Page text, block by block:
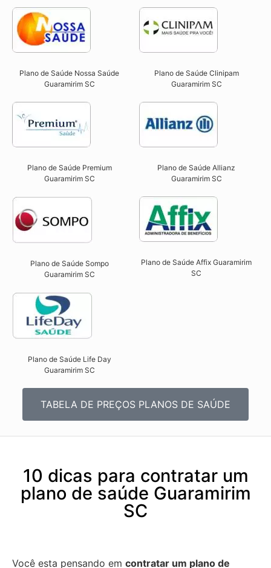
Plano de Saúde Nossa Saúde
Guaramirim SC​
Plano de Saúde Clinipam
Guaramirim SC​
Plano de Saúde Premium
Guaramirim SC​
Plano de Saúde Allianz
Guaramirim SC​
Plano de Saúde Sompo
Guaramirim SC​
Plano de Saúde Affix Guaramirim
SC​
Plano de Saúde Life Day
Guaramirim SC
TABELA DE PREÇOS PLANOS DE SAÚDE
10 dicas para contratar um
plano de saúde Guaramirim
SC
Você esta pensando em contratar um plano de